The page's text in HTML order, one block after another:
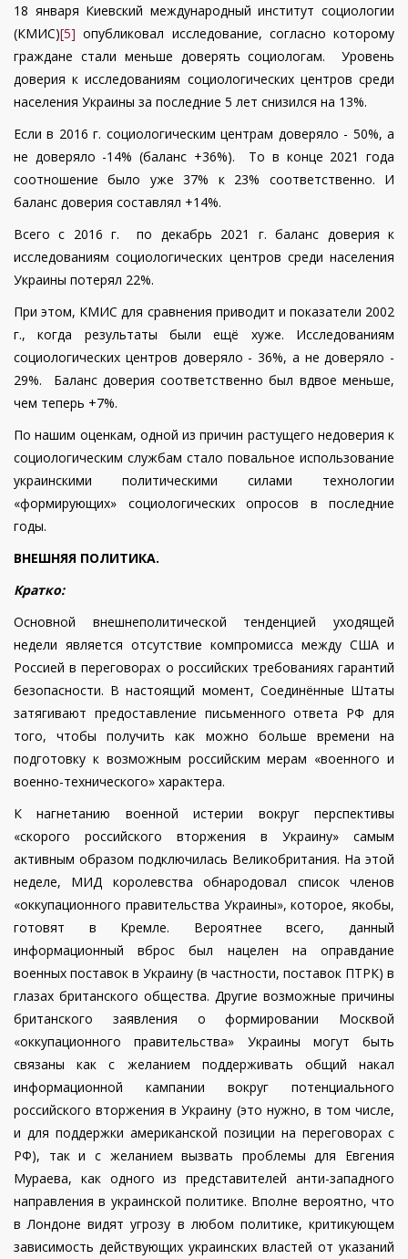
18 января Киевский международный институт социологии
(КМИС)[5] опубликовал исследование, согласно которому
граждане стали меньше доверять социологам. Уровень
доверия к исследованиям социологических центров среди
населения Украины за последние 5 лет снизился на 13%.
Если в 2016 г. социологическим центрам доверяло - 50%, а
не доверяло -14% (баланс +36%). То в конце 2021 года
соотношение было уже 37% к 23% соответственно. И
баланс доверия составлял +14%.
Всего с 2016 г. по декабрь 2021 г. баланс доверия к
исследованиям социологических центров среди населения
Украины потерял 22%.
При этом, КМИС для сравнения приводит и показатели 2002
г., когда результаты были ещё хуже. Исследованиям
социологических центров доверяло - 36%, а не доверяло -
29%. Баланс доверия соответственно был вдвое меньше,
чем теперь +7%.
По нашим оценкам, одной из причин растущего недоверия к
социологическим службам стало повальное использование
украинскими политическими силами технологии
«формирующих» социологических опросов в последние
годы.
ВНЕШНЯЯ ПОЛИТИКА.
Кратко:
Основной внешнеполитической тенденцией уходящей
недели является отсутствие компромисса между США и
Россией в переговорах о российских требованиях гарантий
безопасности. В настоящий момент, Соединённые Штаты
затягивают предоставление письменного ответа РФ для
того, чтобы получить как можно больше времени на
подготовку к возможным российским мерам «военного и
военно-технического» характера.
К нагнетанию военной истерии вокруг перспективы
«скорого российского вторжения в Украину» самым
активным образом подключилась Великобритания. На этой
неделе, МИД королевства обнародовал список членов
«оккупационного правительства Украины», которое, якобы,
готовят в Кремле. Вероятнее всего, данный
информационный вброс был нацелен на оправдание
военных поставок в Украину (в частности, поставок ПТРК) в
глазах британского общества. Другие возможные причины
британского заявления о формировании Москвой
«оккупационного правительства» Украины могут быть
связаны как с желанием поддерживать общий накал
информационной кампании вокруг потенциального
российского вторжения в Украину (это нужно, в том числе,
и для поддержки американской позиции на переговорах с
РФ), так и с желанием вызвать проблемы для Евгения
Мураева, как одного из представителей анти-западного
направления в украинской политике. Вполне вероятно, что
в Лондоне видят угрозу в любом политике, критикующем
зависимость действующих украинских властей от указаний